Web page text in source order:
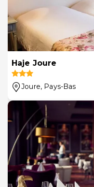
Haje Joure
Joure, Pays-Bas